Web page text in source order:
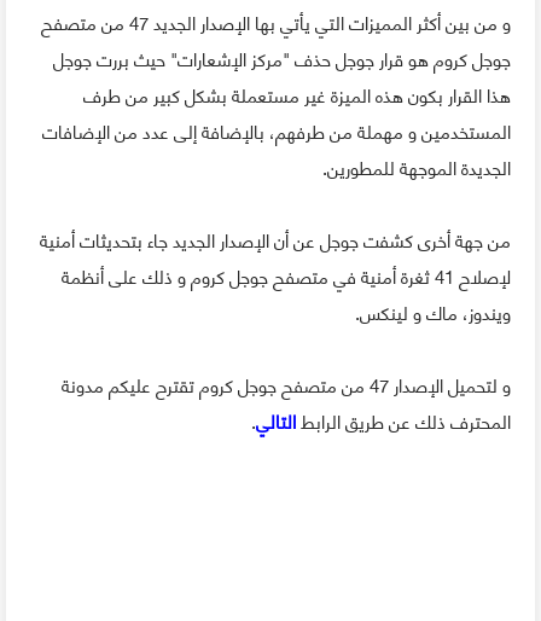
و من بين أكثر المميزات التي يأتي بها الإصدار الجديد 47 من متصفح
جوجل كروم هو قرار جوجل حذف "مركز الإشعارات" حيث بررت جوجل
هذا القرار بكون هذه الميزة غير مستعملة بشكل كبير من طرف
المستخدمين و مهملة من طرفهم، بالإضافة إلى عدد من الإضافات
الجديدة الموجهة للمطورين.
من جهة أخرى كشفت جوجل عن أن الإصدار الجديد جاء بتحديثات أمنية
لإصلاح 41 ثغرة أمنية في متصفح جوجل كروم و ذلك على أنظمة
ويندوز، ماك و لينكس.
و لتحميل الإصدار 47 من متصفح جوجل كروم تقترح عليكم مدونة
المحترف ذلك عن طريق الرابطالتالي.